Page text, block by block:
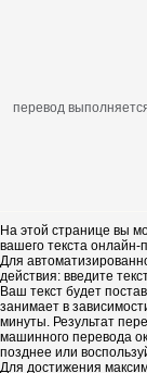
перевод
На этой странице вы
вашего текста онлайн-
Для
действия: введите
Ваш текст будет
занимает в
минуты. Результат
машинного перевода
позднее или
Для достижения